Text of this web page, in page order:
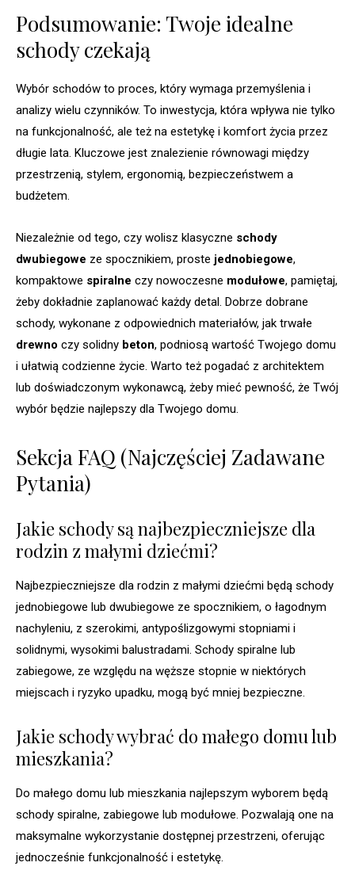
Podsumowanie: Twoje idealne
schody czekają
Wybór schodów to proces, który wymaga przemyślenia i
analizy wielu czynników. To inwestycja, która wpływa nie tylko
na funkcjonalność, ale też na estetykę i komfort życia przez
długie lata. Kluczowe jest znalezienie równowagi między
przestrzenią, stylem, ergonomią, bezpieczeństwem a
budżetem.
Niezależnie od tego, czy wolisz klasyczne schody
dwubiegowe ze spocznikiem, proste jednobiegowe,
kompaktowe spiralne czy nowoczesne modułowe, pamiętaj,
żeby dokładnie zaplanować każdy detal. Dobrze dobrane
schody, wykonane z odpowiednich materiałów, jak trwałe
drewno czy solidny beton, podniosą wartość Twojego domu
i ułatwią codzienne życie. Warto też pogadać z architektem
lub doświadczonym wykonawcą, żeby mieć pewność, że Twój
wybór będzie najlepszy dla Twojego domu.
Sekcja FAQ (Najczęściej Zadawane
Pytania)
Jakie schody są najbezpieczniejsze dla
rodzin z małymi dziećmi?
Najbezpieczniejsze dla rodzin z małymi dziećmi będą schody
jednobiegowe lub dwubiegowe ze spocznikiem, o łagodnym
nachyleniu, z szerokimi, antypoślizgowymi stopniami i
solidnymi, wysokimi balustradami. Schody spiralne lub
zabiegowe, ze względu na węższe stopnie w niektórych
miejscach i ryzyko upadku, mogą być mniej bezpieczne.
Jakie schody wybrać do małego domu lub
mieszkania?
Do małego domu lub mieszkania najlepszym wyborem będą
schody spiralne, zabiegowe lub modułowe. Pozwalają one na
maksymalne wykorzystanie dostępnej przestrzeni, oferując
jednocześnie funkcjonalność i estetykę.